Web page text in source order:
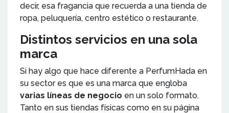
decir, esa fragancia que recuerda a una tienda de
ropa, peluquería, centro estético o restaurante.
Distintos servicios en una sola
marca
Si hay algo que hace diferente a PerfumHada en
su sector es que es una marca que engloba
varias líneas de negocio en un solo formato.
Tanto en sus tiendas físicas como en su página